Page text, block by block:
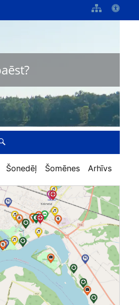
Šonedēļ Šomēnes Arhīvs